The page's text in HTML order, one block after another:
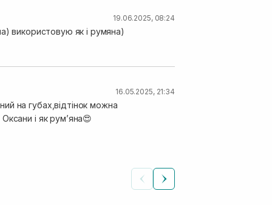
19.06.2025, 08:24
використовую як і румяна)
16.05.2025, 21:34
на губах,відтінок можна
і як румʼяна😍